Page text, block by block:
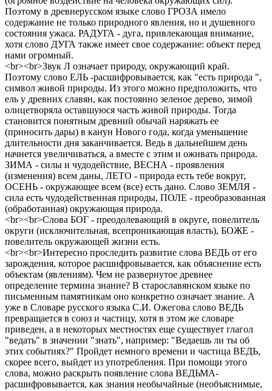
Поэтому в древнерусском языке слово ГРОЗА имело
содержание не только природного явления, но и душевного
состояния ужаса. РАДУГА - дуга, привлекающая внимание,
хотя слово ДУГА также имеет свое содержание: объект перед
нами огромный.
<br><br>Звук Л означает природу, окружающий край.
Поэтому слово ЕЛЬ -расшифровывается, как "есть природа ",
символ живой природы. Из этого можно предположить, что
ель у древних славян, как постоянно зеленое дерево, зимой
олицетворяла оставшуюся часть живой природы. Тогда
становится понятным древний обычай наряжать ее
(приносить дары) в канун Нового года, когда уменьшение
длительности дня заканчивается. Ведь в дальнейшем день
начнется увеличиваться, а вместе с этим и оживать природа.
ЗИМА - силы и чудодействие, ВЕСНА - проявления
(изменения) всем даны, ЛЕТО - природа есть тебе вокруг,
ОСЕНЬ - окружающее всем (все) есть дано. Слово ЗЕМЛЯ -
сила есть чудодейственная природы, ПОЛЕ - преобразованная
(обработанная) окружающая природа.
<br><br>Слова БОГ - преодолевающий в округе, повелитель
округи (исключительная, всепроникающая власть), БОЖЕ -
повелитель окружающей жизни есть.
<br><br>Интересно проследить развитие слова ВЕДЬ от его
зарождения, которое расшифровывается, как объяснение есть
объектам (явлениям). Чем не развернутое древнее
определение термина знание? В старославянском языке по
письменным памятникам оно конкретно означает знание. А
уже в Словаре русского языка С.И. Ожегова слово ВЕДЬ
превращается в союз и частицу, хотя в этом же словаре
приведен, а в некоторых местностях еще существует глагол
"ведать" в значении "знать", например: "Ведаешь ли ты об
этих событиях?" Пройдет немного времени и частица ВЕДЬ,
скорее всего, выйдет из употребления. При помощи этого
слова, можно раскрыть появление слова ВЕДЬМА-
расшифровывается, как знания необычайные (необъяснимые,